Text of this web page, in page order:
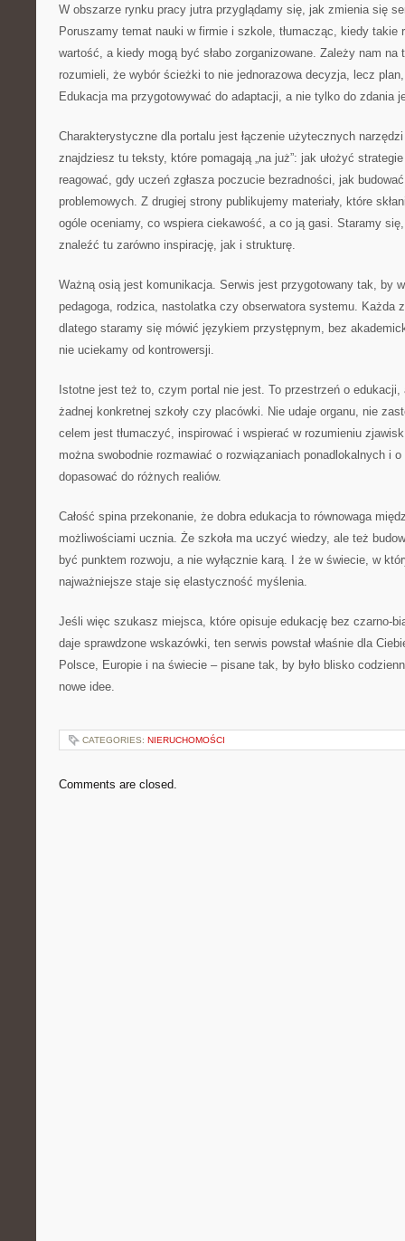
W obszarze rynku pracy jutra przyglądamy się, jak zmienia się
Poruszamy temat nauki w firmie i szkole, tłumacząc, kiedy takie
wartość, a kiedy mogą być słabo zorganizowane. Zależy nam na
rozumieli, że wybór ścieżki to nie jednorazowa decyzja, lecz
Edukacja ma przygotowywać do adaptacji, a nie tylko do zdania
Charakterystyczne dla portalu jest łączenie użytecznych
znajdziesz tu teksty, które pomagają „na już”: jak ułożyć
reagować, gdy uczeń zgłasza poczucie bezradności, jak
problemowych. Z drugiej strony publikujemy materiały, które
ogóle oceniamy, co wspiera ciekawość, a co ją gasi. Staramy
znaleźć tu zarówno inspirację, jak i strukturę.
Ważną osią jest komunikacja. Serwis jest przygotowany tak, by
pedagoga, rodzica, nastolatka czy obserwatora systemu. Każda
dlatego staramy się mówić językiem przystępnym, bez
nie uciekamy od kontrowersji.
Istotne jest też to, czym portal nie jest. To przestrzeń o edukacji,
żadnej konkretnej szkoły czy placówki. Nie udaje organu, nie
celem jest tłumaczyć, inspirować i wspierać w rozumieniu
można swobodnie rozmawiać o rozwiązaniach ponadlokalnych i
dopasować do różnych realiów.
Całość spina przekonanie, że dobra edukacja to równowaga
możliwościami ucznia. Że szkoła ma uczyć wiedzy, ale też
być punktem rozwoju, a nie wyłącznie karą. I że w świecie, w
najważniejsze staje się elastyczność myślenia.
Jeśli więc szukasz miejsca, które opisuje edukację bez czarno-
daje sprawdzone wskazówki, ten serwis powstał właśnie dla
Polsce, Europie i na świecie – pisane tak, by było blisko
nowe idee.
CATEGORIES: NIERUCHOMOŚCI
Comments are closed.